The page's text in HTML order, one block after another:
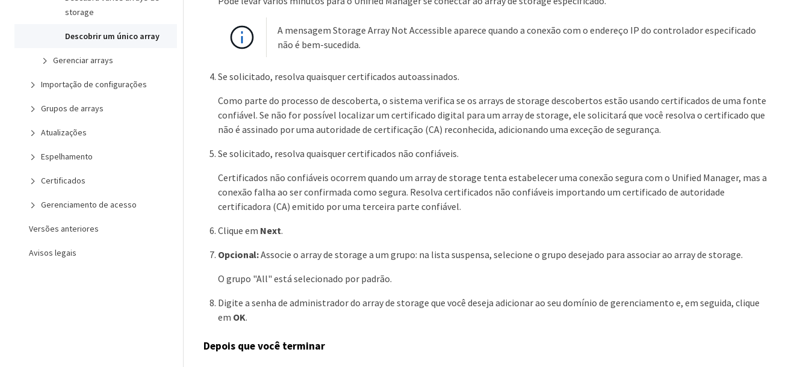
storage
Descobrir um único array
Gerenciar arrays
Importação de configurações
Grupos de arrays
Atualizações
Espelhamento
Certificados
Gerenciamento de acesso
Versões anteriores
Avisos legais
A mensagem Storage Array Not Accessible aparece quando a conexão com o endereço IP do controlador especificado
não é bem-sucedida.
Se solicitado, resolva quaisquer certificados autoassinados.
Como parte do processo de descoberta, o sistema verifica se os arrays de storage descobertos estão usando certificados de uma fonte
confiável. Se não for possível localizar um certificado digital para um array de storage, ele solicitará que você resolva o certificado que
não é assinado por uma autoridade de certificação (CA) reconhecida, adicionando uma exceção de segurança.
Se solicitado, resolva quaisquer certificados não confiáveis.
Certificados não confiáveis ocorrem quando um array de storage tenta estabelecer uma conexão segura com o Unified Manager, mas a
conexão falha ao ser confirmada como segura. Resolva certificados não confiáveis importando um certificado de autoridade
certificadora (CA) emitido por uma terceira parte confiável.
Clique em Next.
Opcional:Associe o array de storage a um grupo: na lista suspensa, selecione o grupo desejado para associar ao array de storage.
O grupo "All" está selecionado por padrão.
Digite a senha de administrador do array de storage que você deseja adicionar ao seu domínio de gerenciamento e, em seguida, clique
em OK.
Depois que você terminar